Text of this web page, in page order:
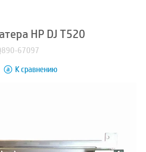
HP DJ T520
67097
К сравнению